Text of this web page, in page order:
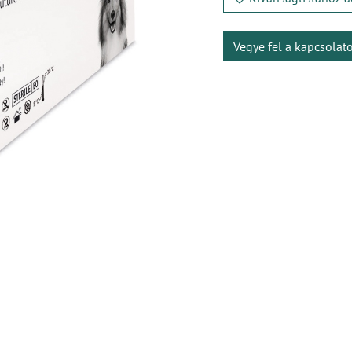
Vegye fel a